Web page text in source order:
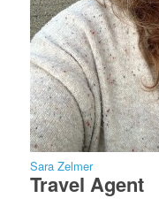
Sara Zelmer
Travel Agent